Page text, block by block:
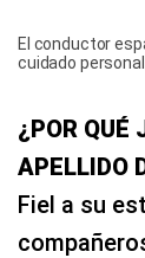
El conductor
cuidado
¿POR QUÉ
APELLIDO
Fiel a su